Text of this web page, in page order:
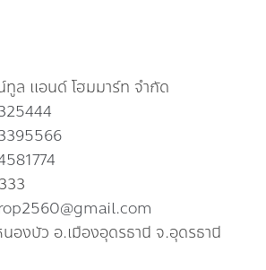
ล แอนด์ โฮมมาร์ท จำกัด
งบัว อ.เมืองอุดรธานี จ.อุดรธานี